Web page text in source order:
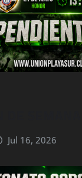
Jul 16, 2026